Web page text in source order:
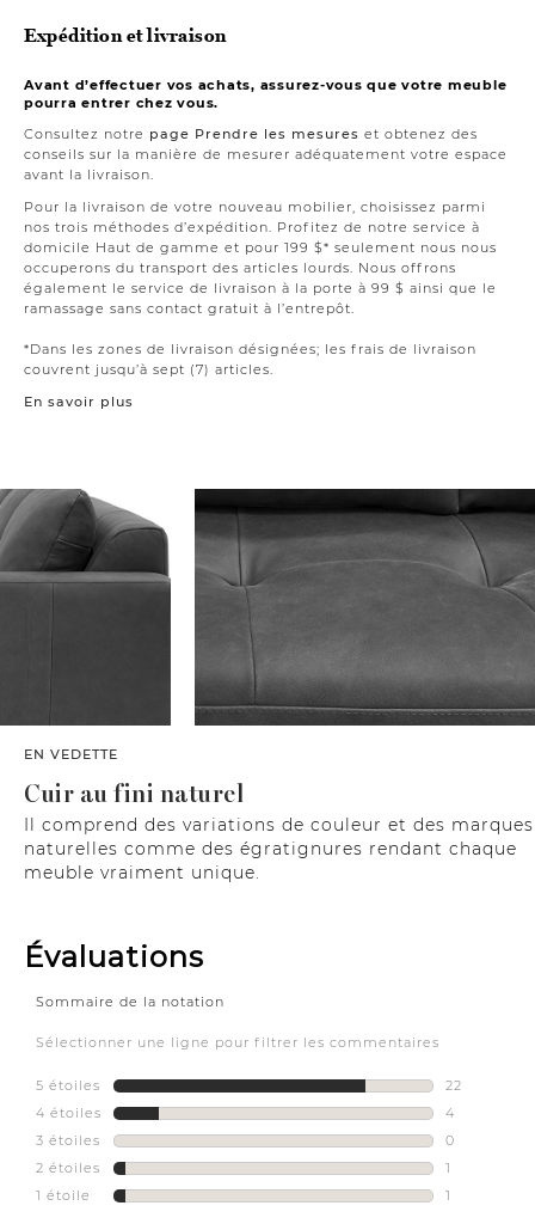
Expédition et livraison
Avant d’effectuer vos achats, assurez-vous que votre meuble
pourra entrer chez vous.
Consultez notre page Prendre les mesures et obtenez des
conseils sur la manière de mesurer adéquatement votre espace
avant la livraison.
Pour la livraison de votre nouveau mobilier, choisissez parmi
nos trois méthodes d’expédition. Profitez de notre service à
domicile Haut de gamme et pour 199 $* seulement nous nous
occuperons du transport des articles lourds. Nous offrons
également le service de livraison à la porte à 99 $ ainsi que le
ramassage sans contact gratuit à l’entrepôt.
*Dans les zones de livraison désignées; les frais de livraison
couvrent jusqu’à sept (7) articles.
En savoir plus
EN VEDETTE
Cuir au fini naturel
Il comprend des variations de couleur et des marques
naturelles comme des égratignures rendant chaque
meuble vraiment unique.